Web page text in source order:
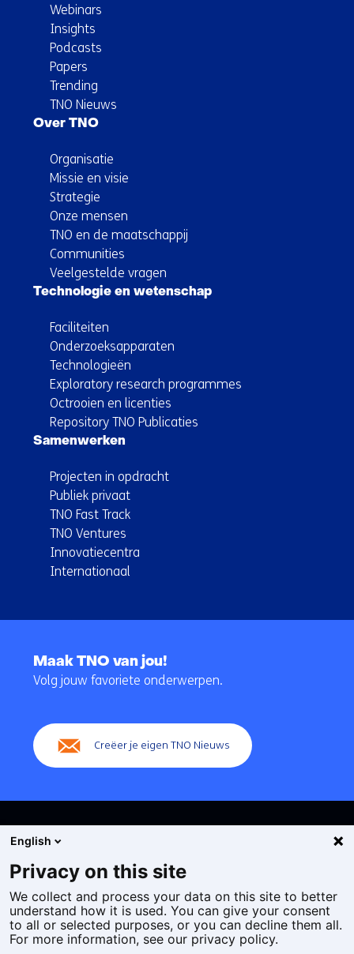
Webinars
Insights
Podcasts
Papers
Trending
TNO Nieuws
Over TNO
Organisatie
Missie en visie
Strategie
Onze mensen
TNO en de maatschappij
Communities
Veelgestelde vragen
Technologie en wetenschap
Faciliteiten
Onderzoeksapparaten
Technologieën
Exploratory research programmes
Octrooien en licenties
Repository TNO Publicaties
Samenwerken
Projecten in opdracht
Publiek privaat
TNO Fast Track
TNO Ventures
Innovatiecentra
Internationaal
navigatie
Maak TNO van jou!
Volg jouw favoriete onderwerpen.
Creëer je eigen TNO Nieuws
Cookies
Privacy statement
Toegankelijkheid
English
Privacy on this site
We collect and process your data on this site to better
understand how it is used. You can give your consent
to all or selected purposes, or you can decline them all.
For more information, see our privacy policy.